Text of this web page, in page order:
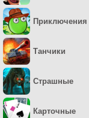
Приключения
Танчики
Страшные
Карточные